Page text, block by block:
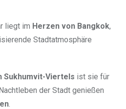
liegt im Herzen von Bangkok,
Stadtatmosphäre
Sukhumvit-Viertels ist sie für
der Stadt genießen
.